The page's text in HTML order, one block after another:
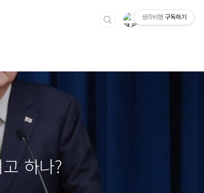
하나?
생각비행 구독하기